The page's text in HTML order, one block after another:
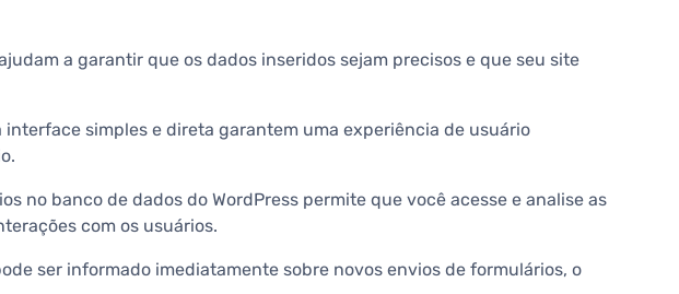
a garantir que os dados inseridos sejam precisos e que seu site
simples e direta garantem uma experiência de usuário
no banco de dados do WordPress permite que você acesse e analise as
com os usuários.
ser informado imediatamente sobre novos envios de formulários, o